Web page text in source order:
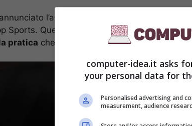
l’arrivo della sua ultima novità nel
Sports. Questa mossa non sorprende, visto
pratica che l’ aspetto del tifoe deglieventi
computer-idea.it asks
your personal data for
Personalised advertising and
measurement, audience